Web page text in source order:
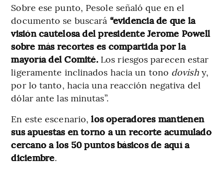
Sobre ese punto, Pesole señaló que en el
documento se buscará “evidencia de que la
visión cautelosa del presidente Jerome Powell
sobre más recortes es compartida por la
mayoría del Comité.Los riesgos parecen estar
ligeramente inclinados hacia un tono dovish y,
por lo tanto, hacia una reacción negativa del
dólar ante las minutas”.
En este escenario,los operadores mantienen
sus apuestas en torno a un recorte acumulado
cercano a los 50 puntos básicos de aquí a
diciembre.